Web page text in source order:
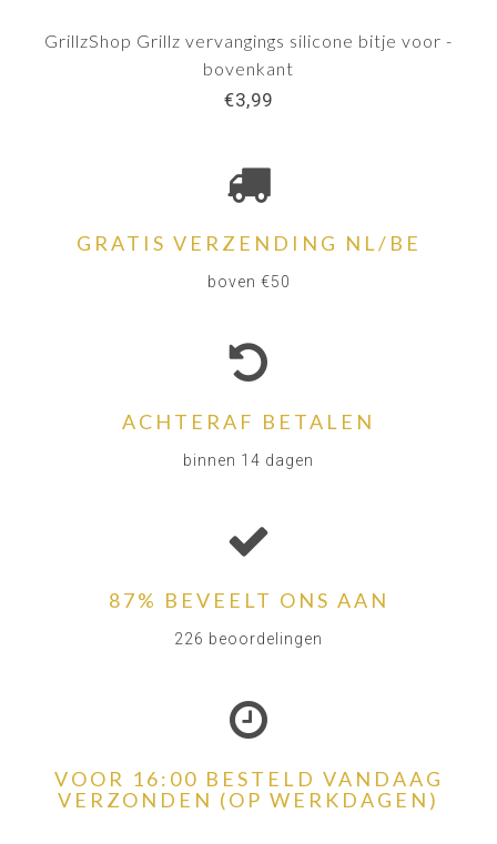
GrillzShop Grillz vervangings silicone bitje voor -
bovenkant
€3,99
GRATIS VERZENDING NL/BE
boven €50
ACHTERAF BETALEN
binnen 14 dagen
87% BEVEELT ONS AAN
226 beoordelingen
VOOR 16:00 BESTELD VANDAAG
VERZONDEN (OP WERKDAGEN)